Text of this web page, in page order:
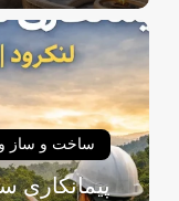
پیمانکاری
ساختمان؛
ستون
اصلی
ساخت‌وساز
حرفه‌ای
ساخت و ساز و
پیمانکاری